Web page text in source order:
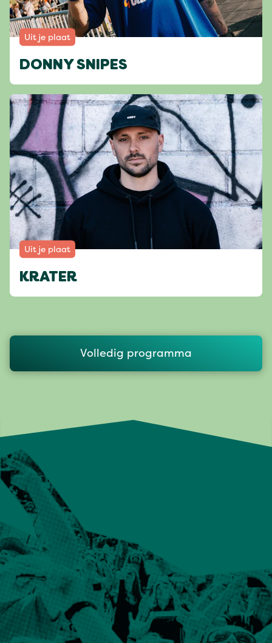
Uit je plaat
DONNY SNIPES
Uit je plaat
KRATER
Volledig programma